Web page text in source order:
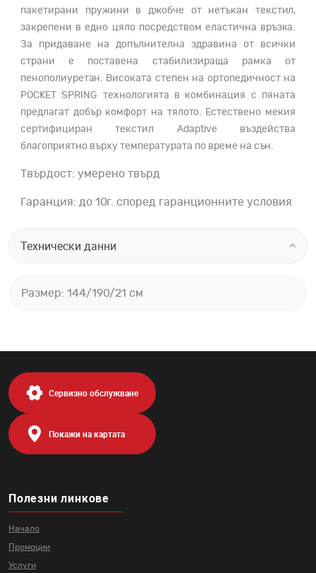
пакетирани пружини в джобче от нетъкан текстил,
закрепени в едно цяло посредством еластична връзка.
За придаване на допълнителна здравина от всички
страни е поставена стабилизираща рамка от
пенополиуретан. Високата степен на ортопедичност на
POCKET SPRING технологията в комбинация с пяната
предлагат добър комфорт на тялото. Естествено мекия
сертифициран текстил Adaptive въздейства
благоприятно върху температурата по време на сън.
Твърдост: умерено твърд
Гаранция: до 10г. според гаранционните условия
Технически данни
Размер: 144/190/21 см
Полезни линкове
Начало
Промоции
Услуги
Сервизно обслужване
Покажи на картата